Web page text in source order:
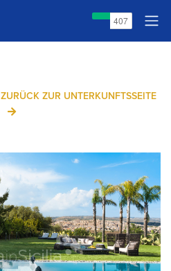
ZURÜCK ZUR UNTERKUNFTSSEITE